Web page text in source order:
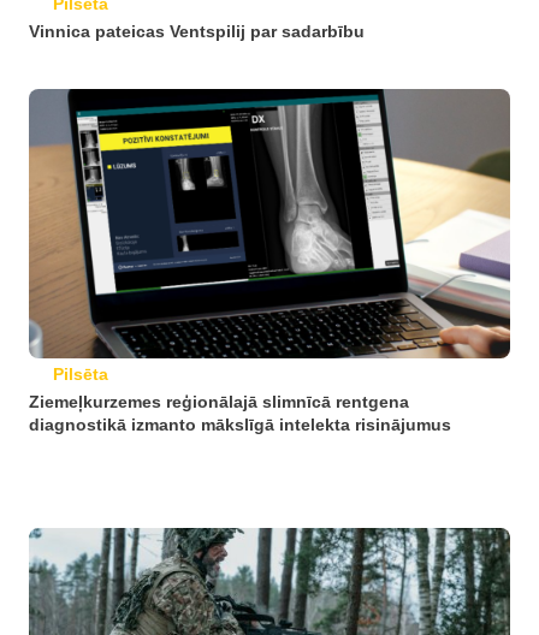
Vinnica pateicas Ventspilij par sadarbību
Pilsēta
Ziemeļkurzemes reģionālajā slimnīcā rentgena
diagnostikā izmanto mākslīgā intelekta risinājumus